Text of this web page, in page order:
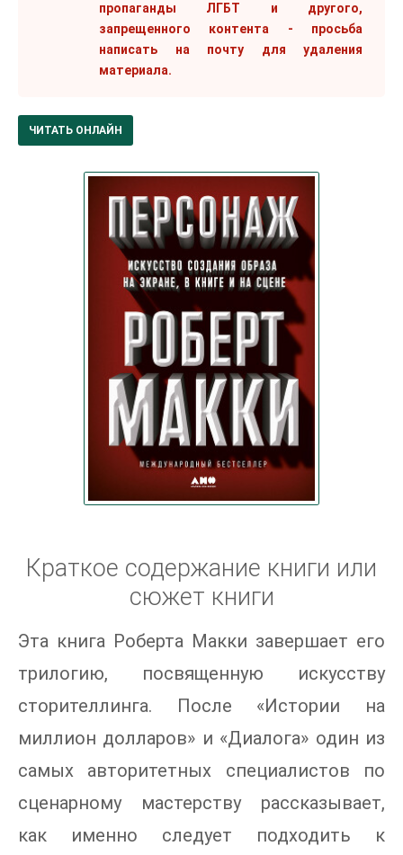
пропаганды ЛГБТ и другого,
запрещенного контента - просьба
написать на почту для удаления
материала.
ЧИТАТЬ ОНЛАЙН
Краткое содержание книги или
сюжет книги
Эта книга Роберта Макки завершает его
трилогию, посвященную искусству
сторителлинга. После «Истории на
миллион долларов» и «Диалога» один из
самых авторитетных специалистов по
сценарному мастерству рассказывает,
как именно следует подходить к